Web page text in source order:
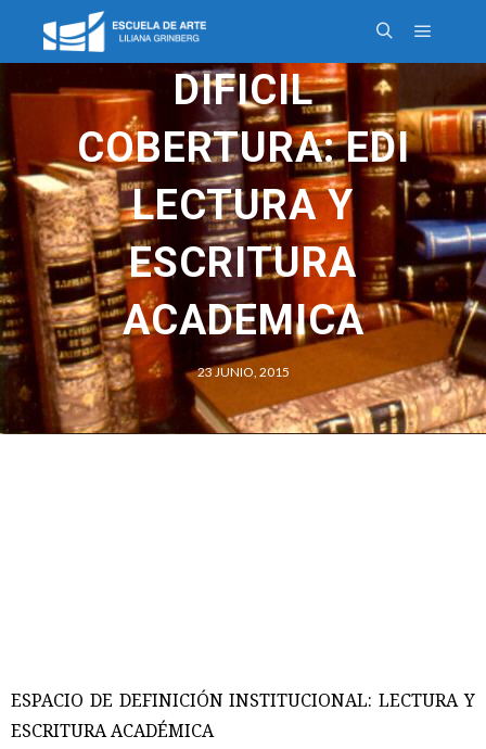
DIFICIL
COBERTURA: EDI
LECTURA Y
ESCRITURA
ACADEMICA
23 JUNIO, 2015
ESPACIO DE DEFINICIÓN INSTITUCIONAL: LECTURA Y
ESCRITURA ACADÉMICA